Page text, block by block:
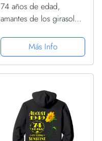
74 años de edad,
amantes de los girasoles,
1949, 74 cumpleaños
Sudadera con Capucha
Más Info